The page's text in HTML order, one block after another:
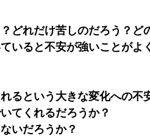
どれだけ苦しのだろう？ど
いると不安が強いことがよ
るという大きな変化への不
てくれるだろうか？
いだろうか？